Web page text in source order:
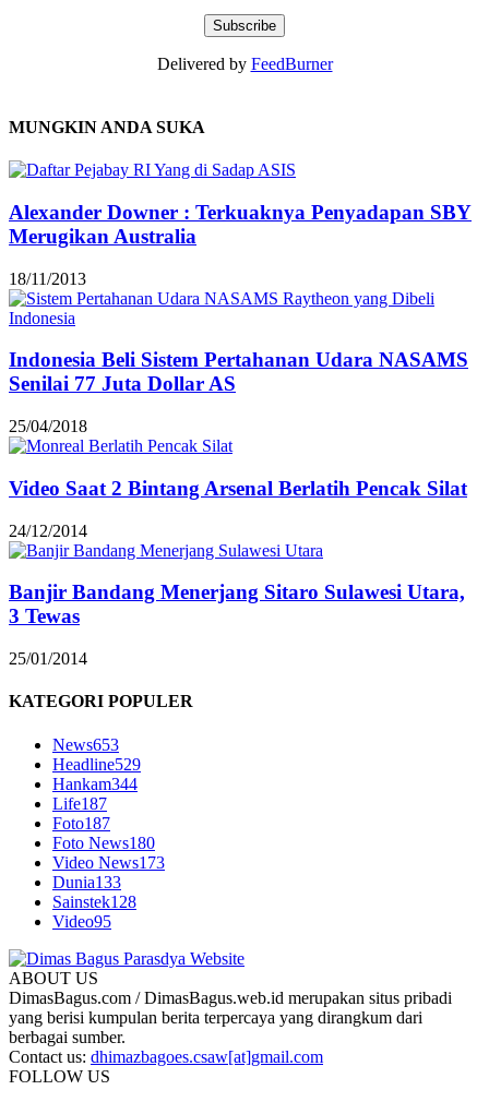
Delivered by FeedBurner
MUNGKIN ANDA SUKA
Alexander Downer : Terkuaknya Penyadapan SBY
Merugikan Australia
18/11/2013
Indonesia Beli Sistem Pertahanan Udara NASAMS
Senilai 77 Juta Dollar AS
25/04/2018
Video Saat 2 Bintang Arsenal Berlatih Pencak Silat
24/12/2014
Banjir Bandang Menerjang Sitaro Sulawesi Utara,
3 Tewas
25/01/2014
KATEGORI POPULER
News653
Headline529
Hankam344
Life187
Foto187
Foto News180
Video News173
Dunia133
Sainstek128
Video95
ABOUT US
DimasBagus.com / DimasBagus.web.id merupakan situs pribadi
yang berisi kumpulan berita terpercaya yang dirangkum dari
berbagai sumber.
Contact us: dhimazbagoes.csaw[at]gmail.com
FOLLOW US